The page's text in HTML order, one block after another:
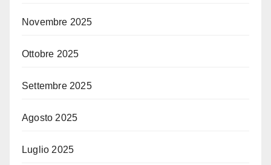
Novembre 2025
Ottobre 2025
Settembre 2025
Agosto 2025
Luglio 2025